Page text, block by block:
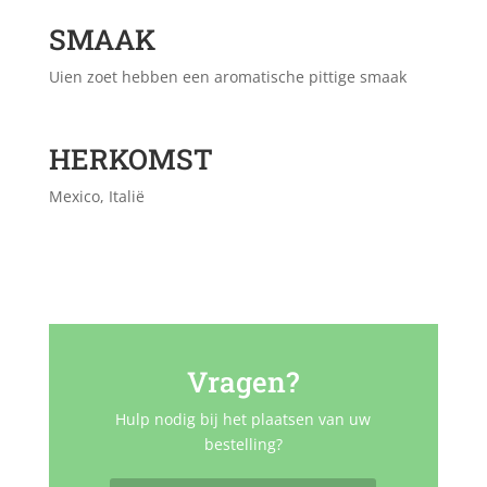
SMAAK
Uien zoet hebben een aromatische pittige smaak
HERKOMST
Mexico, Italië
Vragen?
Hulp nodig bij het plaatsen van uw
bestelling?